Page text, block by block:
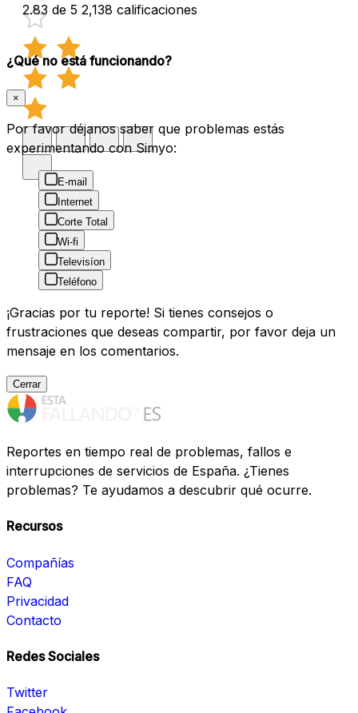
2.83 de 5 2,138 calificaciones
¿Qué no está funcionando?
×
Por favor déjanos saber que problemas estás
experimentando con Simyo:
E-mail
Internet
Corte Total
Wi-fi
Televisíon
Teléfono
¡Gracias por tu reporte! Si tienes consejos o
frustraciones que deseas compartir, por favor deja un
mensaje en los comentarios.
Cerrar
Reportes en tiempo real de problemas, fallos e
interrupciones de servicios de España. ¿Tienes
problemas? Te ayudamos a descubrir qué ocurre.
Recursos
Compañías
FAQ
Privacidad
Contacto
Redes Sociales
Twitter